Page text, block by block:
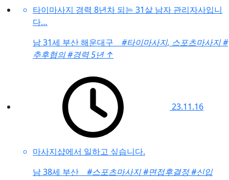
타이마사지 경력 8년차 되는 31살 남자 관리자사입니
다…
남31세 부산 해운대구 #타이마사지, 스포츠마사지#
추후협의#경력 5년 ↑
23.11.16
마사지샵에서 일하고 싶습니다.
남38세 부산 #스포츠마사지#면접후결정#신입